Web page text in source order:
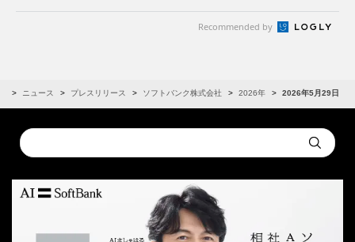
Recommended by
ニュース プレスリリース ソフトバンク株式会社 2026年 2026年5月29日
Conduct
a
Submit